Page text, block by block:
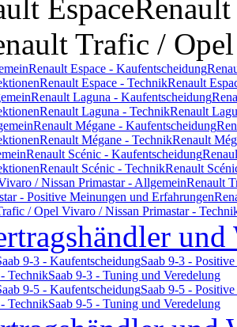
Espace
Trafic /
Renault Espace - Kaufentscheidung
Renault Espace - TechnikRenault
Renault Laguna - Kaufentscheidung
Renault Laguna - TechnikRenault
Renault Mégane - Kaufentscheidung
Renault Mégane - TechnikRenault
Renault Scénic - Kaufentscheidung
Renault Scénic - TechnikRenault
/ Nissan Primastar - AllgemeinRenault
- Positive Meinungen und Erfahrungen
/ Opel Vivaro / Nissan Primastar -
und
9-3 - KaufentscheidungSaab 9-3 -
TechnikSaab 9-3 - Tuning und Veredelung
9-5 - KaufentscheidungSaab 9-5 -
TechnikSaab 9-5 - Tuning und Veredelung